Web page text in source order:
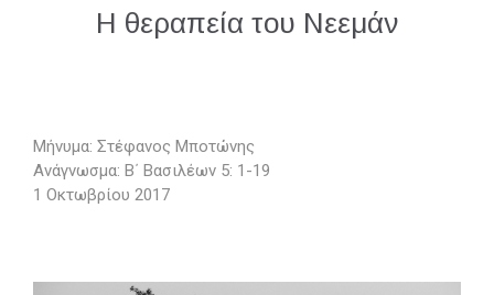
Η θεραπεία του Νεεμάν
Μήνυμα: Στέφανος Μποτώνης
Ανάγνωσμα: Β΄ Βασιλέων 5: 1-19
1 Οκτωβρίου 2017